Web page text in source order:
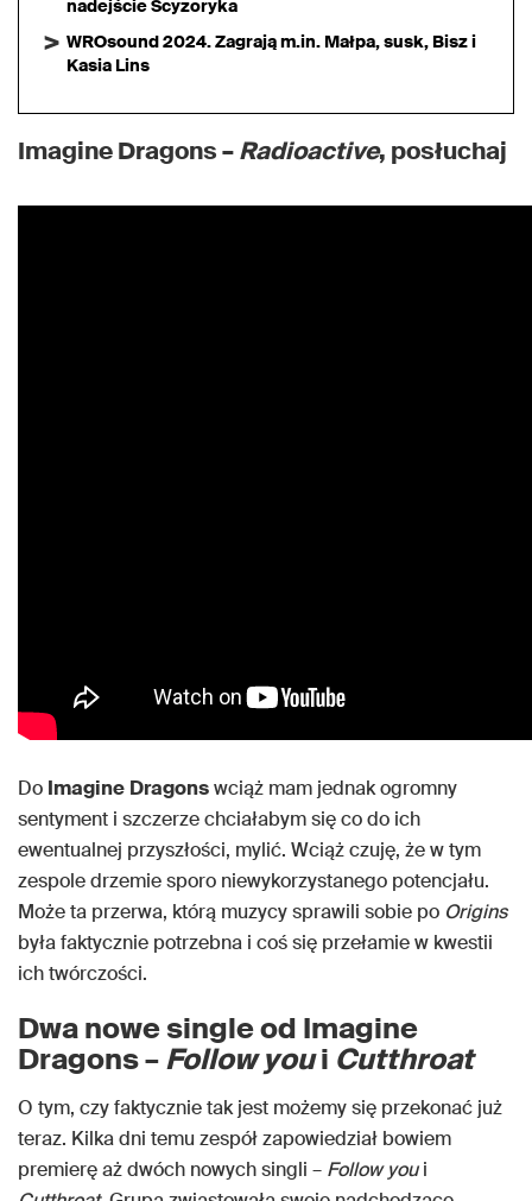
nadejście Scyzoryka
WROsound 2024. Zagrają m.in. Małpa, susk, Bisz i
Kasia Lins
Imagine Dragons –Radioactive, posłuchaj
Do Imagine Dragonswciąż mam jednak ogromny
sentyment i szczerze chciałabym się co do ich
ewentualnej przyszłości, mylić. Wciąż czuję, że w tym
zespole drzemie sporo niewykorzystanego potencjału.
Może ta przerwa, którą muzycy sprawili sobie po Origins
była faktycznie potrzebna i coś się przełamie w kwestii
ich twórczości.
Dwa nowe single od Imagine
Dragons –Follow youi Cutthroat
O tym, czy faktycznie tak jest możemy się przekonać już
teraz. Kilka dni temu zespół zapowiedział bowiem
premierę aż dwóch nowych singli – Follow youi